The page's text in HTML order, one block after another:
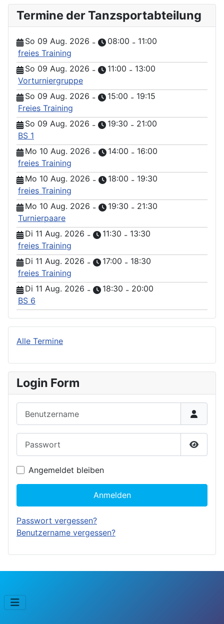
Termine der Tanzsportabteilung
So 09 Aug. 2026 - 08:00 - 11:00
freies Training
So 09 Aug. 2026 - 11:00 - 13:00
Vorturniergruppe
So 09 Aug. 2026 - 15:00 - 19:15
Freies Training
So 09 Aug. 2026 - 19:30 - 21:00
BS 1
Mo 10 Aug. 2026 - 14:00 - 16:00
freies Training
Mo 10 Aug. 2026 - 18:00 - 19:30
freies Training
Mo 10 Aug. 2026 - 19:30 - 21:30
Turnierpaare
Di 11 Aug. 2026 - 11:30 - 13:30
freies Training
Di 11 Aug. 2026 - 17:00 - 18:30
freies Training
Di 11 Aug. 2026 - 18:30 - 20:00
BS 6
Alle Termine
Login Form
Angemeldet bleiben
Anmelden
Passwort vergessen?
Benutzername vergessen?